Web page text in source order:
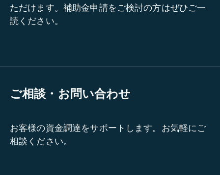
ただけます。補助金申請をご検討の方はぜひご一
読ください。
ご相談・お問い合わせ
お客様の資金調達をサポートします。お気軽にご
相談ください。